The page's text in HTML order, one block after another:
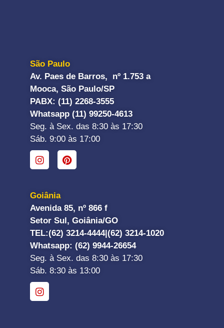
São Paulo
Av. Paes de Barros, nº 1.753 a
Mooca, São Paulo/SP
PABX: (11) 2268-3555
Whatsapp (11) 99250-4613
Seg. à Sex. das 8:30 às 17:30
Sáb. 9:00 às 17:00
Goiânia
Avenida 85, nº 866 f
Setor Sul, Goiânia/GO
TEL:(62) 3214-4444| (62) 3214-1020
Whatsapp: (62) 9944-26654
Seg. à Sex. das 8:30 às 17:30
Sáb. 8:30 às 13:00